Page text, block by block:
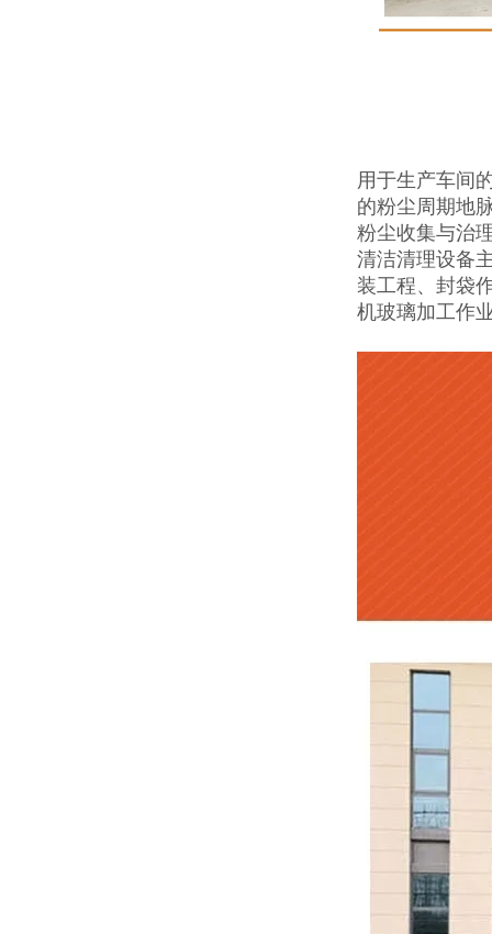
用于生产车间
的粉尘周期地
粉尘收集与治
清洁清理设备
装工程、封袋
机玻璃加工作